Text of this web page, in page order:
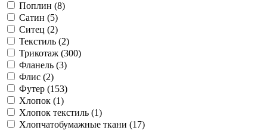
Поплин (8)
Сатин (5)
Ситец (2)
Текстиль (2)
Трикотаж (300)
Фланель (3)
Флис (2)
Футер (153)
Хлопок (1)
Хлопок текстиль (1)
Хлопчатобумажные ткани (17)